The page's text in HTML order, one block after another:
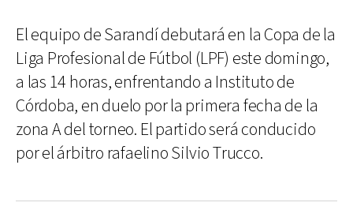
El equipo de Sarandí debutará en la Copa de la
Liga Profesional de Fútbol (LPF) este domingo,
a las 14 horas, enfrentando a Instituto de
Córdoba, en duelo por la primera fecha de la
zona A del torneo. El partido será conducido
por el árbitro rafaelino Silvio Trucco.